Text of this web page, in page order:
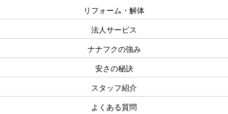
リフォーム・解体
法人サービス
ナナフクの強み
安さの秘訣
スタッフ紹介
よくある質問